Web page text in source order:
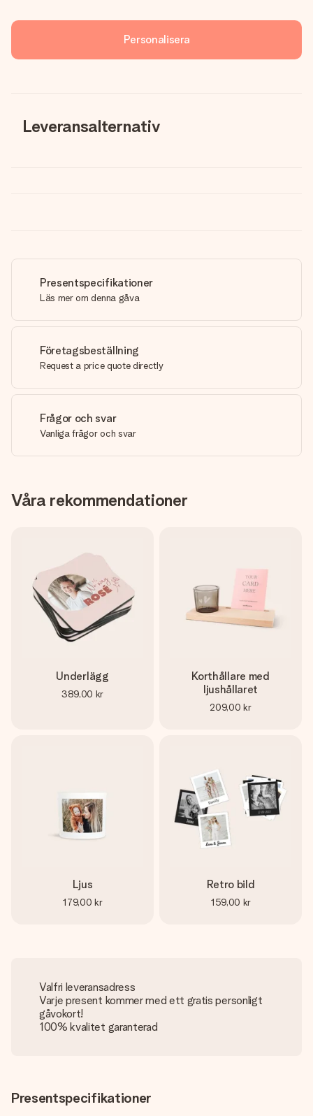
Personalisera
Leveransalternativ
Presentspecifikationer
Läs mer om denna gåva
Företagsbeställning
Request a price quote directly
Frågor och svar
Vanliga frågor och svar
Våra rekommendationer
Underlägg
389,00 kr
Korthållare med
ljushållaret
209,00 kr
Ljus
179,00 kr
Retro bild
159,00 kr
Valfri leveransadress
Varje present kommer med ett gratis personligt
gåvokort!
100% kvalitet garanterad
Presentspecifikationer